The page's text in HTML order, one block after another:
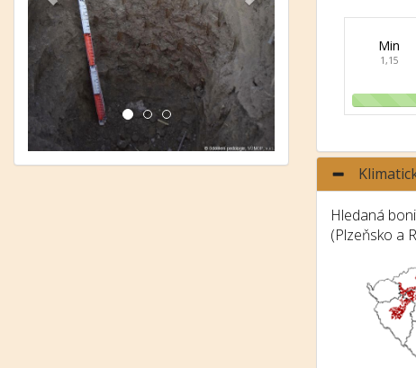
Min
1,15
Hledaná
(Plzeňsko a